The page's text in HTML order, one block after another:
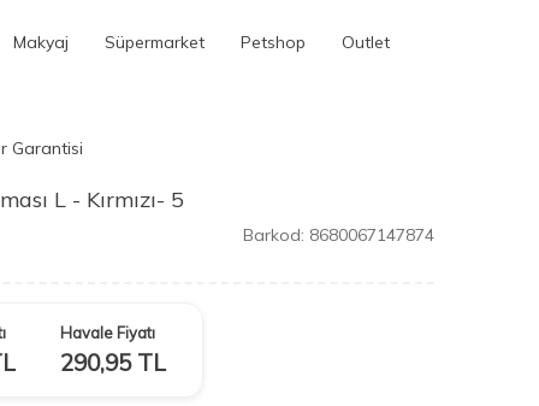
Makyaj Süpermarket Petshop Outlet
Garantisi
L - Kırmızı- 5
Barkod: 8680067147874
Havale Fiyatı
290,95TL